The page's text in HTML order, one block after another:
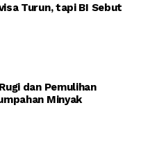
Turun, tapi BI Sebut
dan Pemulihan
Minyak